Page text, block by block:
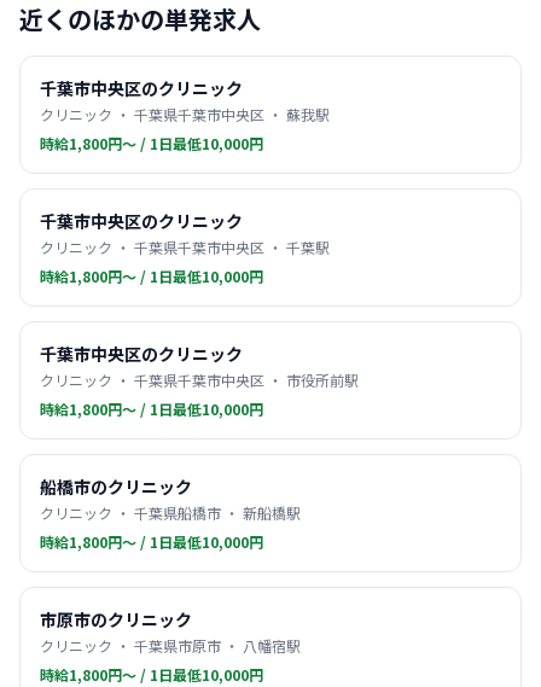
近くのほかの単発求人
千葉市中央区のクリニック
クリニック ・ 千葉県千葉市中央区 ・ 蘇我駅
時給1,800円〜 / 1日最低10,000円
千葉市中央区のクリニック
クリニック ・ 千葉県千葉市中央区 ・ 千葉駅
時給1,800円〜 / 1日最低10,000円
千葉市中央区のクリニック
クリニック ・ 千葉県千葉市中央区 ・ 市役所前駅
時給1,800円〜 / 1日最低10,000円
船橋市のクリニック
クリニック ・ 千葉県船橋市 ・ 新船橋駅
時給1,800円〜 / 1日最低10,000円
市原市のクリニック
クリニック ・ 千葉県市原市 ・ 八幡宿駅
時給1,800円〜 / 1日最低10,000円